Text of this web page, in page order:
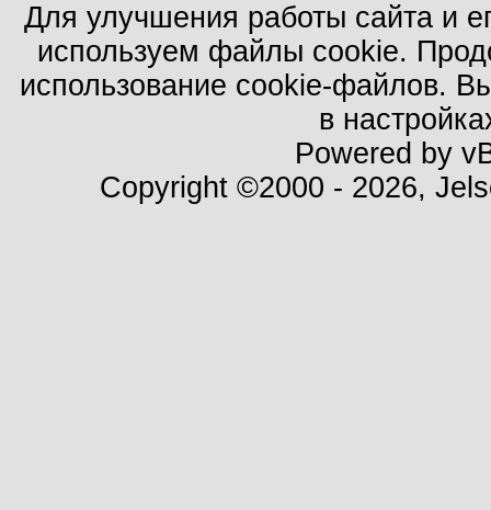
Для улучшения работы сайта и
используем файлы cookie.
использование cookie-файлов.
в
Powered by
Copyright ©2000 - 2026,